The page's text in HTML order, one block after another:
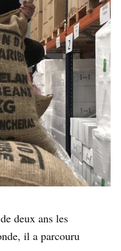
deux ans les
il a parcouru